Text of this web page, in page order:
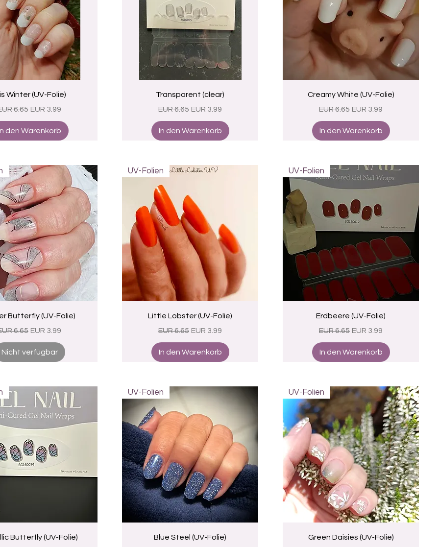
Schnellansicht
Winter (UV-Folie)
6.65 Sale-Preis
EUR 3.99
den Warenkorb
Schnellansicht
Transparent (clear)
Standardpreis
EUR 6.65 Sale-Preis
EUR 3.99
In den Warenkorb
Schnellansicht
Creamy White (UV-Folie)
Standardpreis
EUR 6.65 Sale-Preis
EUR 3.99
In den Warenkorb
Schnellansicht
Butterfly (UV-Folie)
6.65 Sale-Preis
EUR 3.99
Nicht verfügbar
Schnellansicht
UV-Folien
Little Lobster (UV-Folie)
Standardpreis
EUR 6.65 Sale-Preis
EUR 3.99
In den Warenkorb
Schnellansicht
UV-Folien
Erdbeere (UV-Folie)
Standardpreis
EUR 6.65 Sale-Preis
EUR 3.99
In den Warenkorb
Schnellansicht
Butterfly (UV-Folie)
Schnellansicht
UV-Folien
Blue Steel (UV-Folie)
Schnellansicht
UV-Folien
Green Daisies (UV-Folie)